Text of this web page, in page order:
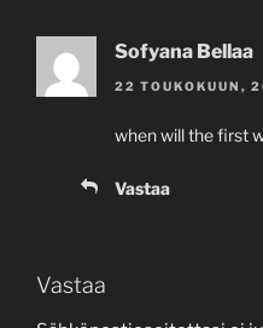
Sofyana Bellaa
22 TOUKOKUUN,
when will the first
Vastaa
Vastaa